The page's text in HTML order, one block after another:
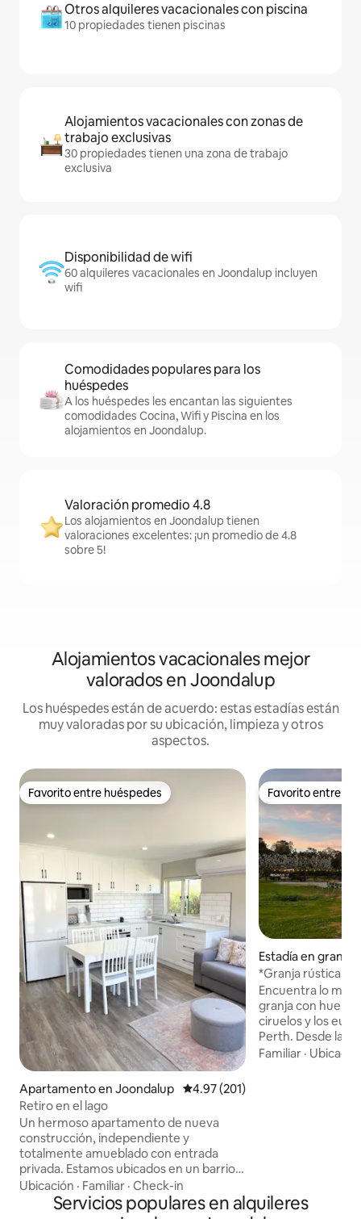
Otros alquileres vacacionales con piscina
10 propiedades tienen piscinas
Alojamientos vacacionales con zonas de
trabajo exclusivas
30 propiedades tienen una zona de trabajo
exclusiva
Disponibilidad de wifi
60 alquileres vacacionales en Joondalup incluyen
wifi
Comodidades populares para los
huéspedes
A los huéspedes les encantan las siguientes
comodidades Cocina, Wifi y Piscina en los
alojamientos en Joondalup.
Valoración promedio 4.8
Los alojamientos en Joondalup tienen
valoraciones excelentes: ¡un promedio de 4.8
sobre 5!
Alojamientos vacacionales mejor
valorados en Joondalup
Los huéspedes están de acuerdo: estas estadías están
muy valoradas por su ubicación, limpieza y otros
aspectos.
Favorito entre huéspedes
Favorito entre huéspedes
Apartamento en Joondalup Calificación promedio: 4.97 de
4.97 (201)
Retiro en el lago
Un hermoso apartamento de nueva
construcción, independiente y
totalmente amueblado con entrada
privada. Estamos ubicados en un barrio
hermoso y tranquilo a 20 minutos del
centro de negocios de Perth y a pocos
pasos de la Universidad Edith Cowan, el
Ubicación · Familiar · Check-in
Favorito entre
Favorito entre
Estadía en granja
*Granja rústica
ciruelos*
Encuentra lo
granja con
ciruelos y los
Perth. Desde las
de la primavera
comodidades.
Familiar ·
Servicios populares en alquileres